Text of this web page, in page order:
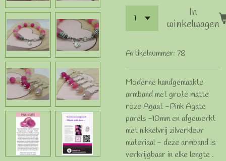
In
winkelwagen
Artikelnummer: 78
Moderne handgemaakte
armband met grote matte
roze Agaat -Pink Agate
parels -10mm en afgewerkt
met nikkelvrij zilverkleur
materiaal - deze armband is
verkrijgbaar in elke lengte .